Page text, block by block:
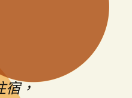
宿，